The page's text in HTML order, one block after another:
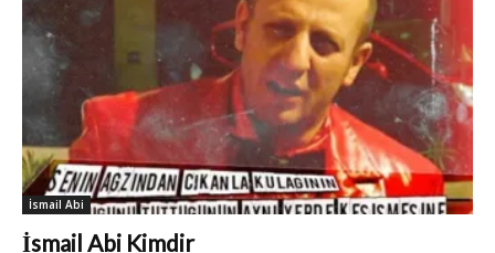
İsmail Abi
İsmail Abi Kimdir